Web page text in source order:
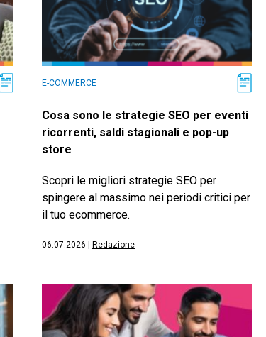
E-COMMERCE
Cosa sono le strategie SEO per eventi
ricorrenti, saldi stagionali e pop-up
store
Scopri le migliori strategie SEO per
spingere al massimo nei periodi critici per
il tuo ecommerce.
06.07.2026 Redazione